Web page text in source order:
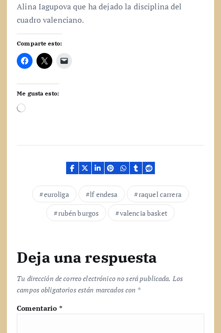
Alina Iagupova que ha dejado la disciplina del
cuadro valenciano.
Comparte esto:
Me gusta esto:
C
a
euroliga lf endesa
raquel carrera
rubén burgos
valencia basket
Deja una respuesta
Tu dirección de correo electrónico no será publicada. Los
campos obligatorios están marcados con *
Comentario *